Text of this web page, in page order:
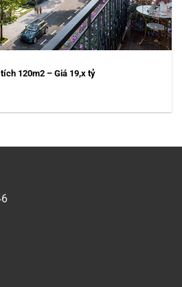
120m2 – Giá 19,x tỷ